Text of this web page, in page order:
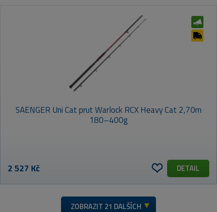
SAENGER Uni Cat prut Warlock RCX Heavy Cat 2,70m
180–400g
2 527 Kč DETAIL
ZOBRAZIT 21 DALŠÍCH